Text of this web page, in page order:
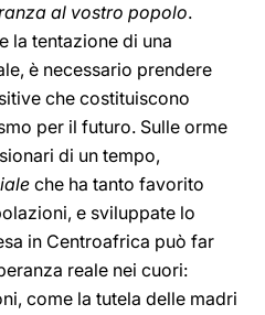
al vostro popolo.
la tentazione di una
è necessario prendere
che costituiscono
per il futuro. Sulle orme
di un tempo,
che ha tanto favorito
e sviluppate lo
in Centroafrica può far
reale nei cuori:
come la tutela delle madri